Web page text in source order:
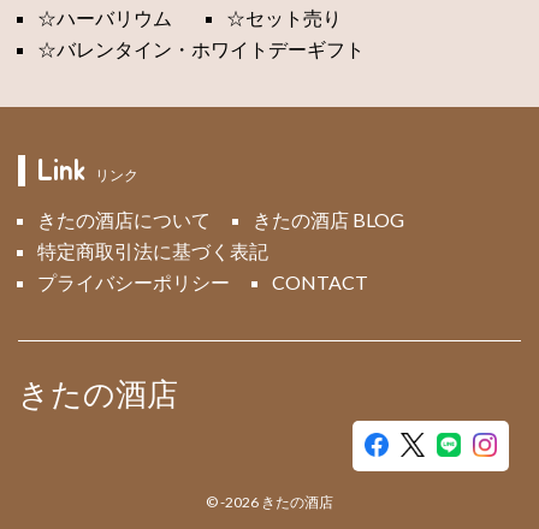
☆ハーバリウム
☆セット売り
☆バレンタイン・ホワイトデーギフト
Link リンク
きたの酒店について
きたの酒店 BLOG
特定商取引法に基づく表記
プライバシーポリシー
CONTACT
きたの酒店
©-2026 きたの酒店